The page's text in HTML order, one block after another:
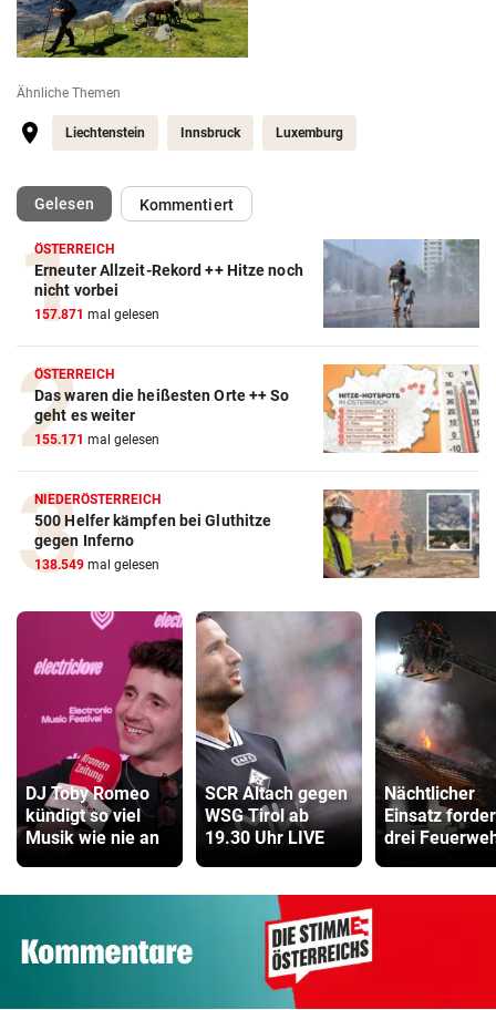
Ähnliche Themen
Liechtenstein Innsbruck Luxemburg
Gelesen(ausgewählt)Kommentiert
ÖSTERREICH
Erneuter Allzeit-Rekord ++ Hitze noch
nicht vorbei
157.871 mal gelesen
ÖSTERREICH
Das waren die heißesten Orte ++ So
geht es weiter
155.171 mal gelesen
NIEDERÖSTERREICH
500 Helfer kämpfen bei Gluthitze
gegen Inferno
138.549 mal gelesen
DJ Toby Romeo
kündigt so viel
Musik wie nie an
SCR Altach gegen
WSG Tirol ab
19.30 Uhr LIVE
Nächtlicher
Einsatz
drei